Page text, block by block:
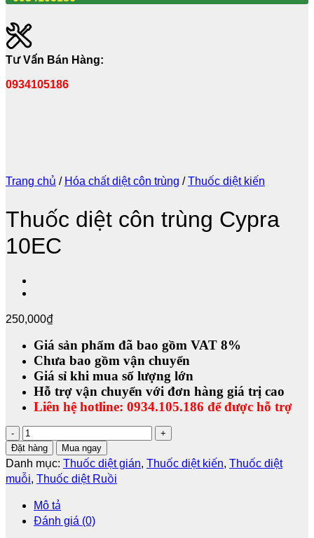
Tư Vấn Bán Hàng:
0934105186
Trang chủ / Hóa chất diệt côn trùng / Thuốc diệt kiến
Thuốc diệt côn trùng Cypra
10EC
250,000₫
Giá sản phẩm đã bao gồm VAT 8%
Chưa bao gồm vận chuyển
Giá sỉ khi mua số lượng lớn
Hỗ trợ vận chuyển với đơn hàng giá trị cao
Liên hệ hotline: 0934.105.186 để được hỗ trợ
Thuốc
diệt
côn
trùng
Cypra
10EC
số
lượng
Đặt hàng Mua ngay
Danh mục: Thuốc diệt gián, Thuốc diệt kiến, Thuốc diệt
muỗi, Thuốc diệt Ruồi
Mô tả
Đánh giá (0)